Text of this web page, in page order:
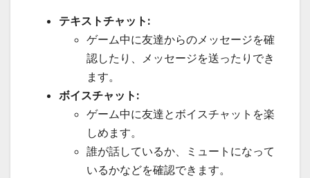
テキストチャット:
ゲーム中に友達からのメッセージを確
認したり、メッセージを送ったりでき
ます。
ボイスチャット:
ゲーム中に友達とボイスチャットを楽
しめます。
誰が話しているか、ミュートになって
いるかなどを確認できます。